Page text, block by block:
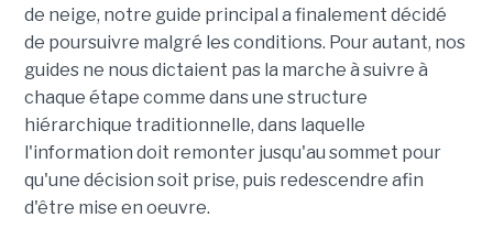
de neige, notre guide principal a finalement décidé
de poursuivre malgré les conditions. Pour autant, nos
guides ne nous dictaient pas la marche à suivre à
chaque étape comme dans une structure
hiérarchique traditionnelle, dans laquelle
l'information doit remonter jusqu'au sommet pour
qu'une décision soit prise, puis redescendre afin
d'être mise en oeuvre.